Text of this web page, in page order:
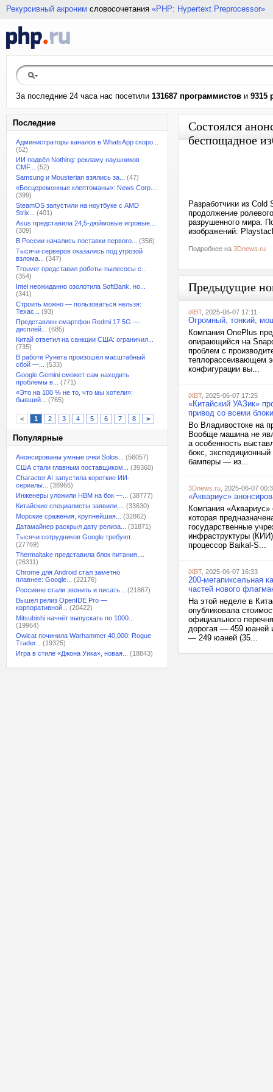
Рекурсивный акроним словосочетания «PHP: Hypertext Preprocessor»
За последние 24 часа нас посетили 131687 программистов и 9315
Последние
Администраторы каналов в WhatsApp скоро...
(52)
ИИ подвёл Nothing: рекламу наушников
CMF...
(52)
Samsung и Mousterian взялись за...
(47)
«Бесцеремонные клептоманы»: News Corp....
(399)
SteamOS запустили на ноутбуке с AMD
Strix...
(401)
Asus представила 24,5-дюймовые игровые...
(309)
В России начались поставки первого...
(356)
Тысячи серверов оказались под угрозой
взлома...
(347)
Trouver представил роботы-пылесосы с...
(354)
Intel неожиданно озолотила SoftBank, но...
(341)
Строить можно — пользоваться нельзя:
Техас...
(93)
Представлен смартфон Redmi 17 5G —
дисплей...
(685)
Китай ответил на санкции США: ограничил...
(735)
В работе Рунета произошёл масштабный
сбой —...
(533)
Google Gemini сможет сам находить
проблемы в...
(771)
«Это на 100 % не то, что мы хотели»:
бывший...
(765)
< 1 2 3 4 5 6 7 8 >
Популярные
Анонсированы умные очки Solos...
(56057)
США стали главным поставщиком...
(39360)
Character.AI запустила короткие ИИ-
сериалы...
(38966)
Инженеры уложили HBM на бок —...
(38777)
Китайские специалисты заявили,...
(33630)
Морские сражения, крупнейшая...
(32862)
Датамайнер раскрыл дату релиза...
(31871)
Тысячи сотрудников Google требуют...
(27769)
Thermaltake представила блок питания,...
(26311)
Chrome для Android стал заметно
плавнее: Google...
(22176)
Россияне стали звонить и писать...
(21867)
Вышел релиз OpenIDE Pro —
корпоративной...
(20422)
Mitsubishi начнёт выпускать по 1000...
(19964)
Owlcat починила Warhammer 40,000: Rogue
Trader...
(19325)
Игра в стиле «Джона Уика», новая...
(18843)
Состоялся
беспощадное
Разработчики из
продолжение
разрушенного мира.
изображений:
Подробнее на 3Dnews.ru
Предыдущие
iXBT, 2025-06-07 17:11
Огромный, тонкий,
Компания OnePlus
опирающийся на
проблем с
теплорассеивающем
конфигурации вы...
iXBT, 2025-06-07 17:25
«Китайский УАЗик»
привод со всеми
Во Владивостоке на
Вообще машина не
а особенность
бокс,
бамперы — из...
3Dnews.ru , 2025-06-07
«Аквариус»
Компания
которая
государственные
инфраструктуры
процессор Baikal-S...
iXBT, 2025-06-07 16:33
200-мегапиксельная
частей нового
На этой неделе в
опубликовала
официального
дорогая — 459 юаней
— 249 юаней (35...